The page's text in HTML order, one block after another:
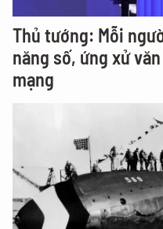
Thủ tướng: Mỗi
năng số, ứng xử
mạng